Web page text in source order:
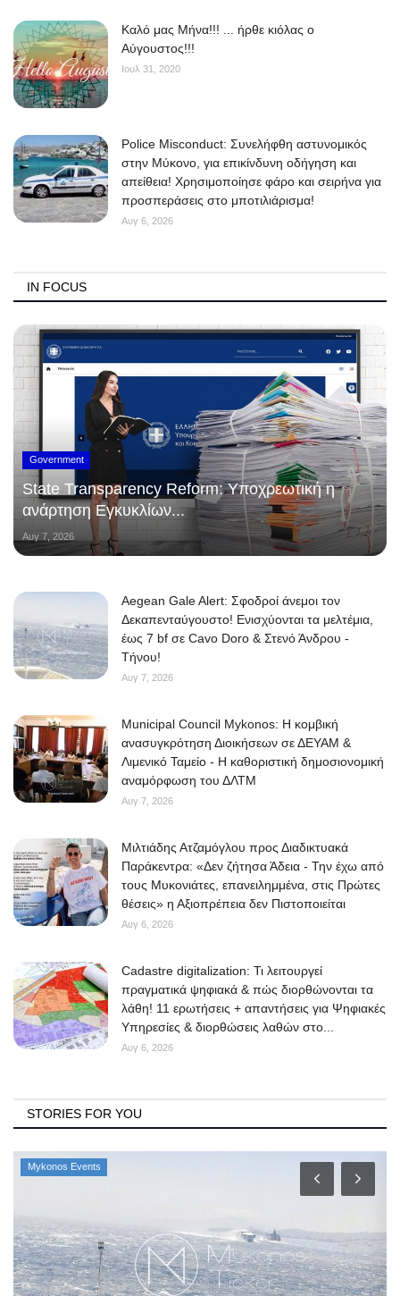
Kαλό μας Μήνα!!! ... ήρθε κιόλας ο
Αύγουστος!!!
Ιουλ 31, 2020
Police Misconduct: Συνελήφθη αστυνομικός
στην Μύκονο, για επικίνδυνη οδήγηση και
απείθεια! Χρησιμοποίησε φάρο και σειρήνα για
προσπεράσεις στο μποτιλιάρισμα!
Αυγ 6, 2026
IN FOCUS
Government
State Transparency Reform: Υποχρεωτική η
ανάρτηση Εγκυκλίων...
Αυγ 7, 2026
Aegean Gale Alert: Σφοδροί άνεμοι τον
Δεκαπενταύγουστο! Ενισχύονται τα μελτέμια,
έως 7 bf σε Cavo Doro & Στενό Άνδρου -
Τήνου!
Αυγ 7, 2026
Municipal Council Mykonos: Η κομβική
ανασυγκρότηση Διοικήσεων σε ΔΕΥΑΜ &
Λιμενικό Ταμείο - Η καθοριστική δημοσιονομική
αναμόρφωση του ΔΛΤΜ
Αυγ 7, 2026
Μιλτιάδης Ατζαμόγλου προς Διαδικτυακά
Παράκεντρα: «Δεν ζήτησα Άδεια - Την έχω από
τους Μυκονιάτες, επανειλημμένα, στις Πρώτες
θέσεις» η Αξιοπρέπεια δεν Πιστοποιείται
Αυγ 6, 2026
Cadastre digitalization: Τι λειτουργεί
πραγματικά ψηφιακά & πώς διορθώνονται τα
λάθη! 11 ερωτήσεις + απαντήσεις για Ψηφιακές
Υπηρεσίες & διορθώσεις λαθών στο...
Αυγ 6, 2026
STORIES FOR YOU
Mykonos Events